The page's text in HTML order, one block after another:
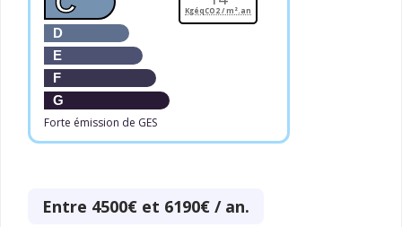
D
E
F
G
Forte émission de GES
KgéqCO2 / m².an
Entre 4500€ et 6190€ / an.